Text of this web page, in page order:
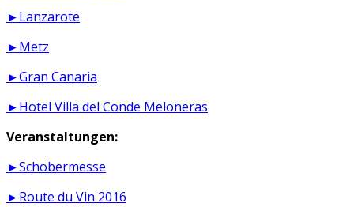
►Lanzarote
►Metz
►Gran Canaria
►Hotel Villa del Conde Meloneras
Veranstaltungen:
►Schobermesse
►Route du Vin 2016